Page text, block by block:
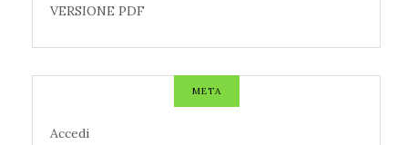
VERSIONE PDF
META
Accedi